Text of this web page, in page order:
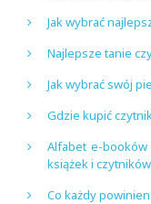
Jak wybrać
Najlepsze tanie
Jak wybrać swój
Gdzie kupić
Alfabet e-booków
książek i
Co każdy